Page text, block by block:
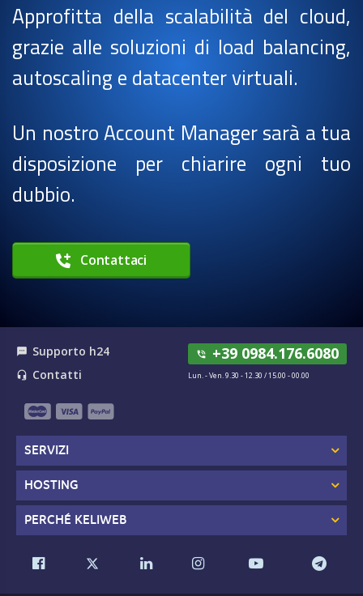
Approfitta della scalabilità del cloud,
grazie alle soluzioni di load balancing,
autoscaling e datacenter virtuali.
Un nostro Account Manager sarà a tua
disposizione per chiarire ogni tuo
dubbio.
Contattaci
textsms Supporto h24
headset_mic Contatti
phone_in_talk +39 0984.176.6080
Lun. - Ven. 9.30 - 12.30 / 15.00 - 00.00
SERVIZI
HOSTING
PERCHÉ KELIWEB